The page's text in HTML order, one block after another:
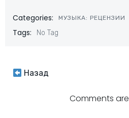
Categories: МУЗЫКА: РЕЦЕНЗИИ
Tags: No Tag
Навигация
Назад
Comments